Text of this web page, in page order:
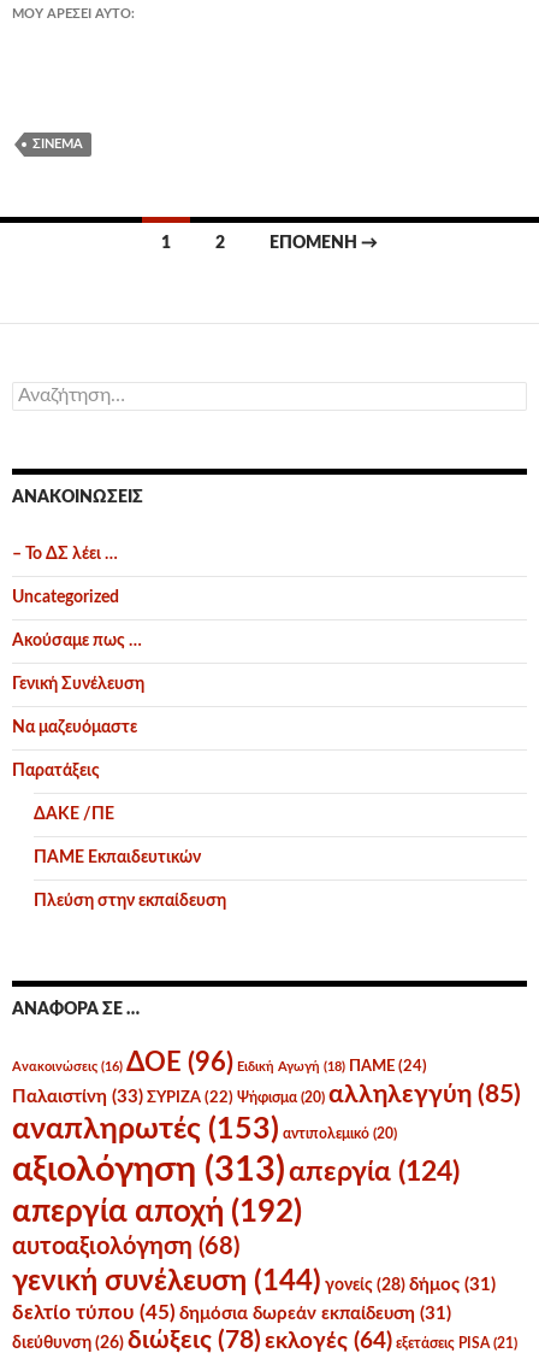
ΜΟΥ ΑΡΈΣΕΙ ΑΥΤΌ:
ΣΙΝΕΜΆ
1 2 ΕΠΌΜΕΝΗ →
Αναζήτηση
για:
ΑΝΑΚΟΙΝΏΣΕΙΣ
– Το ΔΣ λέει …
Uncategorized
Ακούσαμε πως …
Γενική Συνέλευση
Να μαζευόμαστε
Παρατάξεις
ΔΑΚΕ /ΠΕ
ΠΑΜΕ Εκπαιδευτικών
Πλεύση στην εκπαίδευση
ΑΝΑΦΟΡΆ ΣΕ …
Ανακοινώσεις (16) ΔΟΕ (96) Ειδική Αγωγή (18) ΠΑΜΕ (24)
Παλαιστίνη (33) ΣΥΡΙΖΑ (22) Ψήφισμα (20) αλληλεγγύη (85)
αναπληρωτές (153) αντιπολεμικό (20)
αξιολόγηση (313)απεργία (124)
απεργία αποχή (192)
αυτοαξιολόγηση (68)
γενική συνέλευση (144) γονείς (28) δήμος (31)
δελτίο τύπου (45) δημόσια δωρεάν εκπαίδευση (31)
διεύθυνση (26) διώξεις (78) εκλογές (64) εξετάσεις PISA (21)